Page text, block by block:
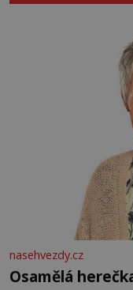
nasehvezdy.cz
Osamělá